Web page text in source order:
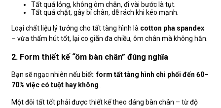
Tất quá lỏng, không ôm chân, đi vài bước là tụt.
Tất quá chật, gây bí chân, dễ rách khi kéo mạnh.
Loại chất liệu lý tưởng cho tất tàng hình là cotton pha spandex
– vừa thấm hút tốt, lại co giãn đa chiều, ôm chân mà không hằn.
2. Form thiết kế “ôm bàn chân” đúng nghĩa
Bạn sẽ ngạc nhiên nếu biết:form tất tàng hình chi phối đến 60–
70% việc có tuột hay không .
Một đôi tất tốt phải được thiết kế theo dáng bàn chân – từ độ